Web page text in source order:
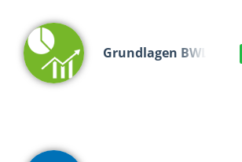
Grundlagen BWL